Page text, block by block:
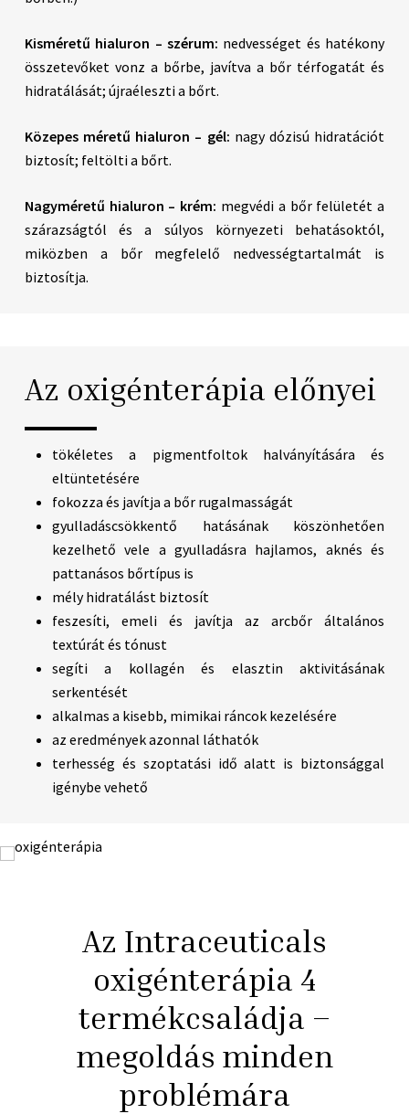
Kisméretű hialuron – szérum: nedvességet és hatékony
összetevőket vonz a bőrbe, javítva a bőr térfogatát és
hidratálását; újraéleszti a bőrt.
Közepes méretű hialuron – gél: nagy dózisú hidratációt
biztosít; feltölti a bőrt.
Nagyméretű hialuron – krém: megvédi a bőr felületét a
szárazságtól és a súlyos környezeti behatásoktól,
miközben a bőr megfelelő nedvességtartalmát is
biztosítja.
Az oxigénterápia előnyei
tökéletes a pigmentfoltok halványítására és
eltüntetésére
fokozza és javítja a bőr rugalmasságát
gyulladáscsökkentő hatásának köszönhetően
kezelhető vele a gyulladásra hajlamos, aknés és
pattanásos bőrtípus is
mély hidratálást biztosít
feszesíti, emeli és javítja az arcbőr általános
textúrát és tónust
segíti a kollagén és elasztin aktivitásának
serkentését
alkalmas a kisebb, mimikai ráncok kezelésére
az eredmények azonnal láthatók
terhesség és szoptatási idő alatt is biztonsággal
igénybe vehető
Az Intraceuticals
oxigénterápia 4
termékcsaládja –
megoldás minden
problémára